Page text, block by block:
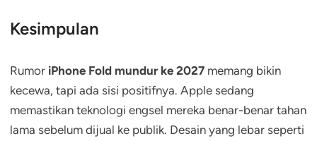
Kesimpulan
Rumor iPhone Fold mundur ke 2027 memang bikin
kecewa, tapi ada sisi positifnya. Apple sedang
memastikan teknologi engsel mereka benar-benar tahan
lama sebelum dijual ke publik. Desain yang lebar seperti